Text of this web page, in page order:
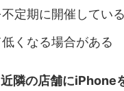
定期に開催してい
くなる場合がある
近隣の店舗にiPhone